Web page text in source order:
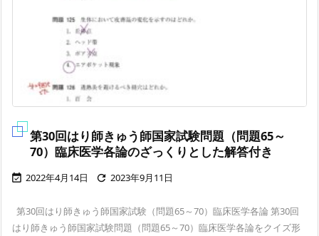
第30回はり師きゅう師国家試験問題（問題65～
70）臨床医学各論のざっくりとした解答付き
 2022年4月14日  2023年9月11日
第30回はり師きゅう師国家試験（問題65～70）臨床医学各論 第30回
はり師きゅう師国家試験問題（問題65～70）臨床医学各論をクイズ形